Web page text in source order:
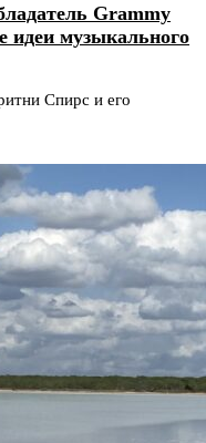
Grammy
идеи музыкального
Спирс и его